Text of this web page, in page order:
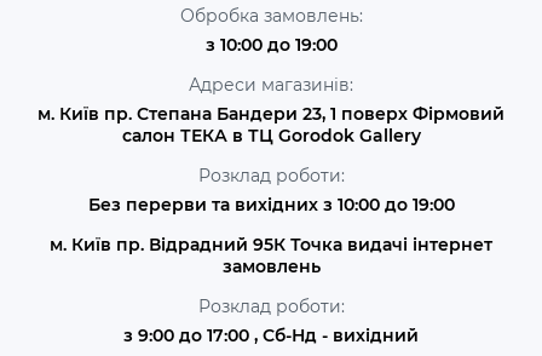
Обробка замовлень:
з 10:00 до 19:00
Адреси магазинів:
м. Київ пр. Степана Бандери 23, 1 поверх Фірмовий
салон ТЕКА в ТЦ Gorodok Gallery
Розклад роботи:
Без перерви та вихідних з 10:00 до 19:00
м. Київ пр. Відрадний 95К Точка видачі інтернет
замовлень
Розклад роботи:
з 9:00 до 17:00 , Сб-Нд - вихідний